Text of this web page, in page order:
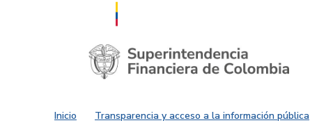
Saltar al contenido principal
Inicio Transparencia y acceso a la información pública